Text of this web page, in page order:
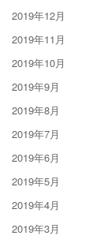
2019年12月
2019年11月
2019年10月
2019年9月
2019年8月
2019年7月
2019年6月
2019年5月
2019年4月
2019年3月